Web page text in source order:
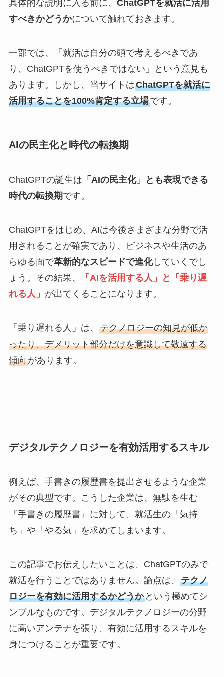
具体的な説明に入る前に、 ChatGPTを就活に活用
すべきかどうかについて触れておきます。
一部では、「就活は自分の頭で考えるべきであ
り、ChatGPTを使うべきではない」という意見も
あります。しかし、当サイトはChatGPTを就活に
活用することを100%肯定する立場です。
AIの民主化と時代の転換期
ChatGPTの誕生は 「AIの民主化」とも表現できる
時代の転換期です。
ChatGPTをはじめ、AIは今後さまざまな分野で活
用されることが確実であり、ビジネスや生活のあ
らゆる面で革新的なスピードで進化していくでし
ょう。その結果、
「AIを活用する人」と「乗り遅
れる人」 が出てくることになります。
「乗り遅れる人」は、 テクノロジーの知見が低か
ったり、デメリット部分だけを意識して敬遠する
傾向があります。
デジタルテクノロジーを有効活用するスキル
例えば、手書きの履歴書を提出させるような企業
がその典型です。こうした企業は、無駄を生む
『手書きの履歴書』に対して、就活生の「気持
ち」や「やる気」を求めてしまいます。
この記事でお伝えしたいことは、ChatGPTのみで
就活を行うことではありません。論点は、 テクノ
ロジーを有効に活用するかどうかという極めてシ
ンプルなものです。デジタルテクノロジーの分野
に高いアンテナを張り、有効に活用するスキルを
身につけることが重要です。